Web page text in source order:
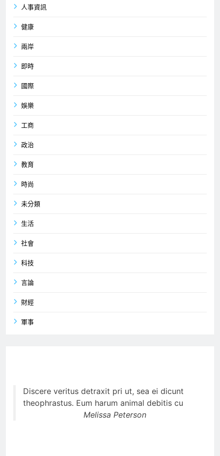
人事資訊
健康
兩岸
即時
國際
娛樂
工商
政治
教育
時尚
未分類
生活
社會
科技
言論
財經
軍事
Discere veritus detraxit pri ut, sea ei dicunt
theophrastus. Eum harum animal debitis cu
Melissa Peterson